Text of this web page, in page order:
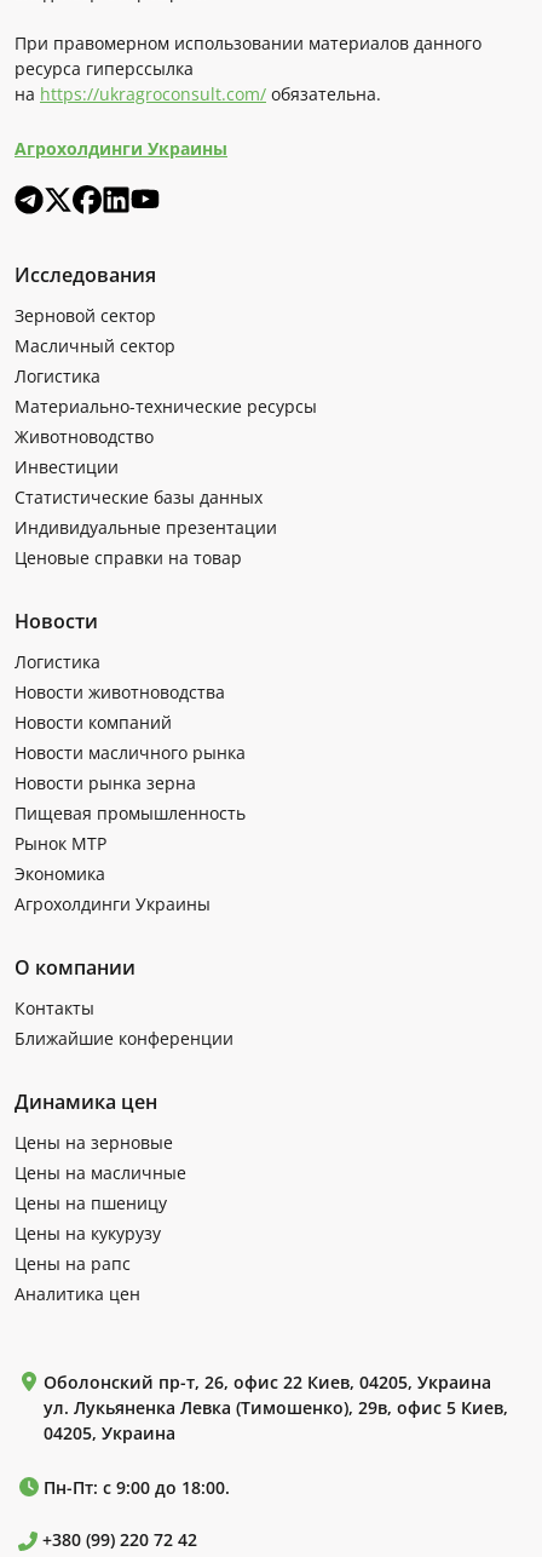
При правомерном использовании материалов данного
ресурса гиперссылка
на https://ukragroconsult.com/ обязательна.
Агрохолдинги Украины
Исследования
Зерновой сектор
Масличный сектор
Логистика
Материально-технические ресурсы
Животноводство
Инвестиции
Статистические базы данных
Индивидуальные презентации
Ценовые справки на товар
Новости
Логистика
Новости животноводства
Новости компаний
Новости масличного рынка
Новости рынка зерна
Пищевая промышленность
Рынок МТР
Экономика
Агрохолдинги Украины
О компании
Контакты
Ближайшие конференции
Динамика цен
Цены на зерновые
Цены на масличные
Цены на пшеницу
Цены на кукурузу
Цены на рапс
Аналитика цен
Оболонский пр-т, 26, офис 22 Киев, 04205, Украина
ул. Лукьяненка Левка (Тимошенко), 29в, офис 5 Киев,
04205, Украина
Пн-Пт: с 9:00 до 18:00.
+380 (99) 220 72 42